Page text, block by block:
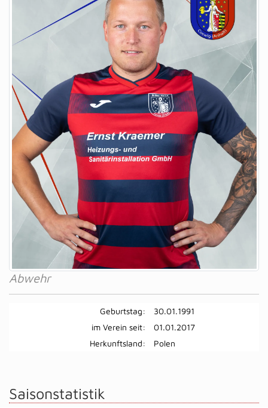
Abwehr
Geburtstag:
30.01.1991
im Verein seit:
01.01.2017
Herkunftsland:
Polen
Saisonstatistik